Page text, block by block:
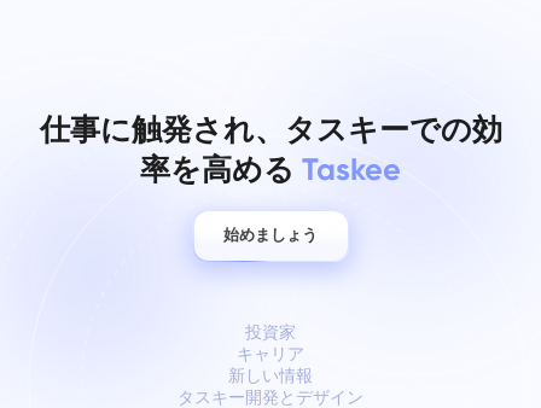
仕事に触発され、タスキーでの効
率を高める Taskee
始めましょう
投資家
キャリア
新しい情報
タスキー開発とデザイン